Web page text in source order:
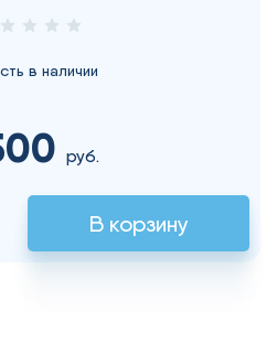
в наличии
руб.
В корзину